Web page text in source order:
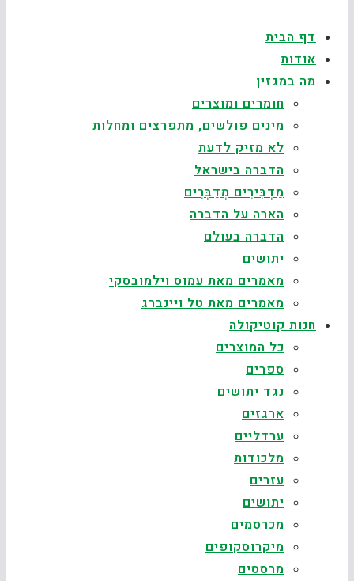
דף הבית
אודות
מה במגזין
חומרים ומוצרים
מינים פולשים, מתפרצים ומחלות
לא מזיק לדעת
הדברה בישראל
מַדְבִּירִים מְדַבְּרִים
הארה על הדברה
הדברה בעולם
יתושים
מאמרים מאת עמוס וילמובסקי
מאמרים מאת טל ויינברג
חנות קוטיקולה
כל המוצרים
ספרים
נגד יתושים
ארגזים
ערדליים
מלכודות
עזרים
יתושים
מכרסמים
מיקרוסקופים
מרססים